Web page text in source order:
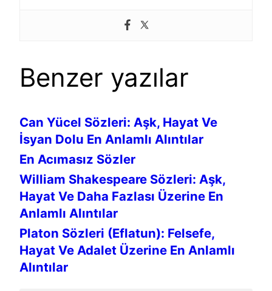
Benzer yazılar
Can Yücel Sözleri: Aşk, Hayat Ve
İsyan Dolu En Anlamlı Alıntılar
En Acımasız Sözler
William Shakespeare Sözleri: Aşk,
Hayat Ve Daha Fazlası Üzerine En
Anlamlı Alıntılar
Platon Sözleri (Eflatun): Felsefe,
Hayat Ve Adalet Üzerine En Anlamlı
Alıntılar